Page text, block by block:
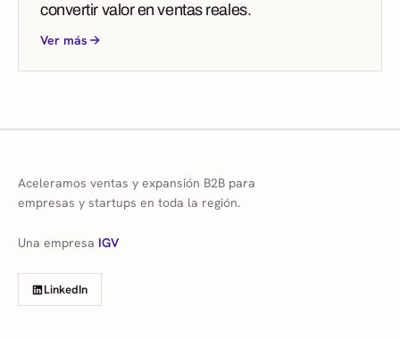
convertir valor en ventas reales.
Ver más
Aceleramos ventas y expansión B2B para
empresas y startups en toda la región.
Una empresa IGV
LinkedIn